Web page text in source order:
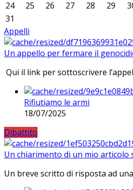
24 25 26 27 28 29
31
Appelli
Un appello per fermare il
Qui il link per sottoscrivere
Rifiutiamo le armi
18/07/2025
Dibattito
Un chiarimento di un mio articolo
Un breve scritto di risposta ad